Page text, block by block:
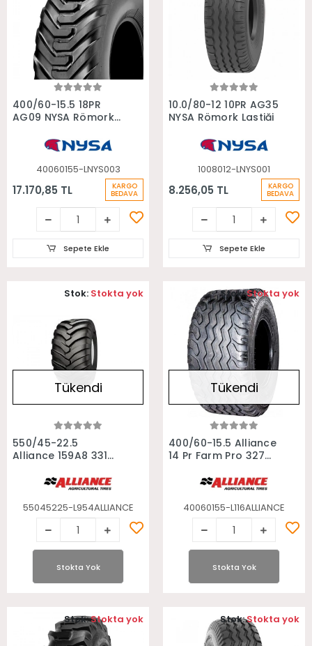
Sepete Ekle
400/60-15.5 18PR
AG09 NYSA Römork
40060155-LNYS003
17.170,85 TL KARGO
BEDAVA
Sepete Ekle
Sepete Ekle
10.0/80-12 10PR AG35
NYSA Römork Lastiği
1008012-LNYS001
8.256,05 TL KARGO
BEDAVA
Sepete Ekle
Stokta Yok
Tükendi
550/45-22.5
Alliance 159A8 331
55045225-L954ALLIANCE
Stok: Stokta yok
Stokta Yok
Stokta Yok
Tükendi
400/60-15.5 Alliance
14 Pr Farm Pro 327
Lastiği
40060155-L116ALLIANCE
Stok:Stokta yok
Stokta Yok
Stok:Stokta yok Stok:Stokta yok